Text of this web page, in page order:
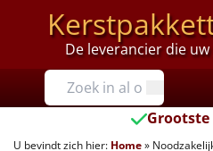
De leverancier die
Prijzen
Tot €25
Grootste
U bevindt zich hier: Home»